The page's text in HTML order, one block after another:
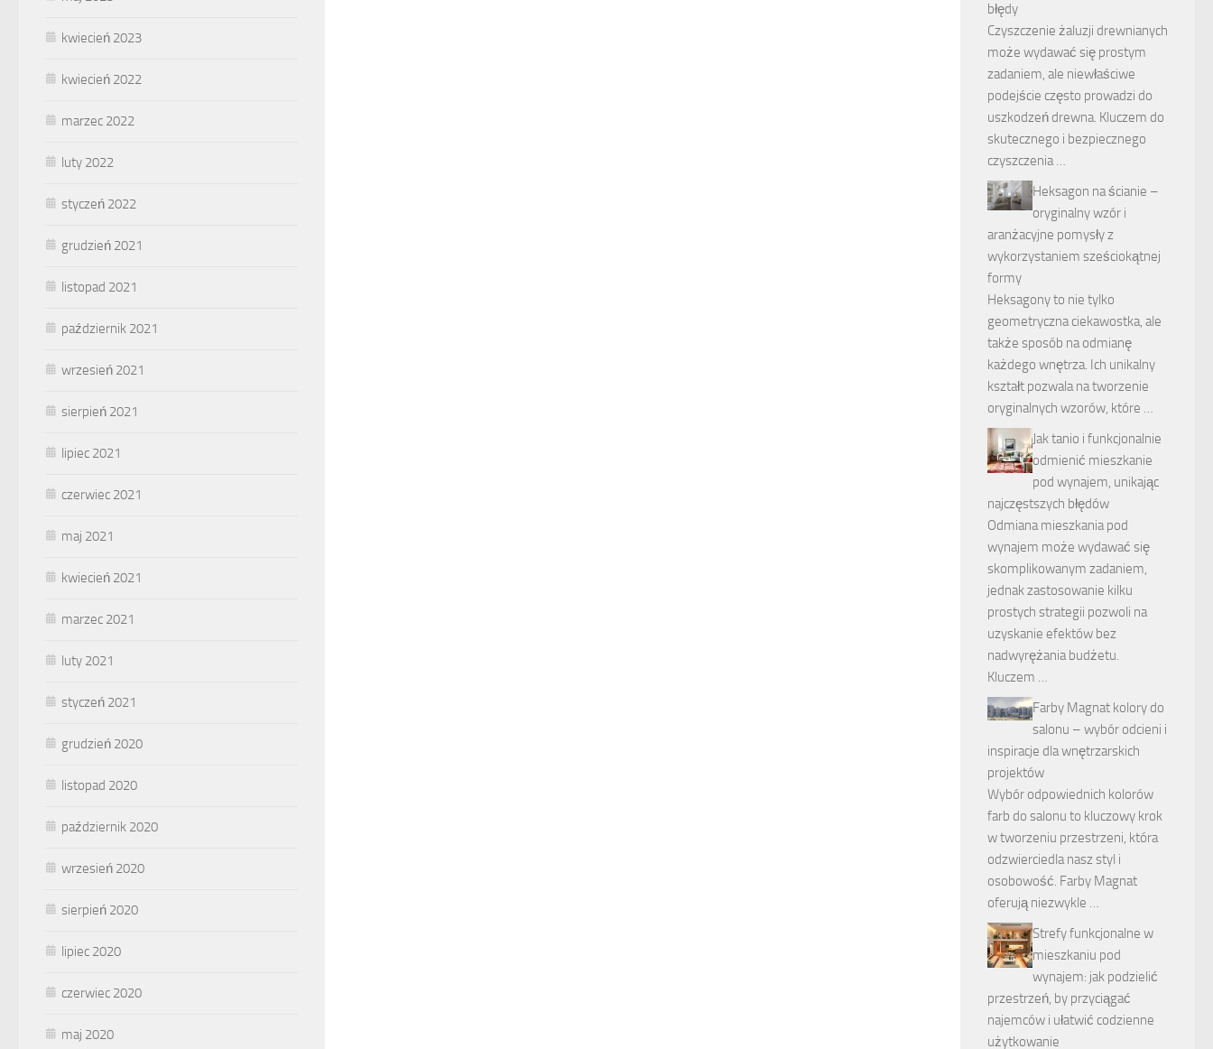
kwiecień 2023
kwiecień 2022
marzec 2022
luty 2022
styczeń 2022
grudzień 2021
listopad 2021
październik 2021
wrzesień 2021
sierpień 2021
lipiec 2021
czerwiec 2021
maj 2021
kwiecień 2021
marzec 2021
luty 2021
styczeń 2021
grudzień 2020
listopad 2020
październik 2020
wrzesień 2020
sierpień 2020
lipiec 2020
czerwiec 2020
maj 2020
błędy
Czyszczenie żaluzji drewnianych
może wydawać się prostym
zadaniem, ale niewłaściwe
podejście często prowadzi do
uszkodzeń drewna. Kluczem do
skutecznego i bezpiecznego
czyszczenia …
Heksagon na ścianie –
oryginalny wzór i
aranżacyjne pomysły z
wykorzystaniem sześciokątnej
formy
Heksagony to nie tylko
geometryczna ciekawostka, ale
także sposób na odmianę
każdego wnętrza. Ich unikalny
kształt pozwala na tworzenie
oryginalnych wzorów, które …
Jak tanio i funkcjonalnie
odmienić mieszkanie
pod wynajem, unikając
najczęstszych błędów
Odmiana mieszkania pod
wynajem może wydawać się
skomplikowanym zadaniem,
jednak zastosowanie kilku
prostych strategii pozwoli na
uzyskanie efektów bez
nadwyrężania budżetu.
Kluczem …
Farby Magnat kolory do
salonu – wybór odcieni i
inspiracje dla wnętrzarskich
projektów
Wybór odpowiednich kolorów
farb do salonu to kluczowy krok
w tworzeniu przestrzeni, która
odzwierciedla nasz styl i
osobowość. Farby Magnat
oferują niezwykle …
Strefy funkcjonalne w
mieszkaniu pod
wynajem: jak podzielić
przestrzeń, by przyciągać
najemców i ułatwić codzienne
użytkowanie